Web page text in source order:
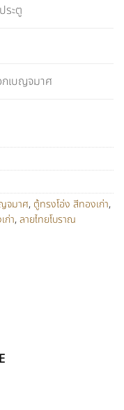
ระตู
เบญจมาศ
จมาศ, ตู้ทรงโอ่ง สีทองเก่า,
ก่า,ลายไทยโบราณ